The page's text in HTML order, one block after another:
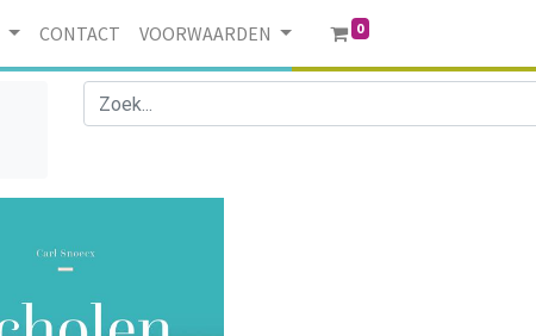
CONTACT VOORWAARDEN 0